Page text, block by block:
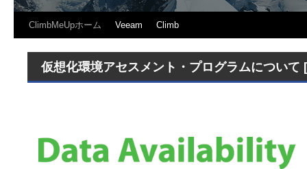
ClimbMeUpホーム Veeam Climb
仮想化環境アセスメント・プログラムについて